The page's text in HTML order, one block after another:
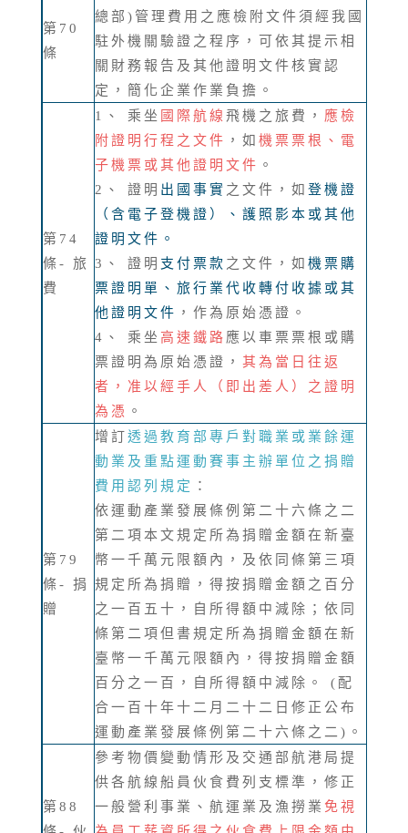
第70
條
總部)管理費用之應檢附文件須經我國
駐外機關驗證之程序，可依其提示相
關財務報告及其他證明文件核實認
定，簡化企業作業負擔。
第74
條- 旅
費
1、 乘坐 國際航線 飛機之旅費， 應檢
附證明行程之文件 ，如 機票票根、電
子機票或其他證明文件 。
2、 證明 出國事實 之文件，如 登機證
（含電子登機證）、護照影本或其他
證明文件。
3、 證明 支付票款 之文件，如 機票購
票證明單、旅行業代收轉付收據或其
他證明文件 ，作為原始憑證。
4、 乘坐 高速鐵路 應以車票票根或購
票證明為原始憑證， 其為當日往返
者，准以經手人（即出差人）之證明
為憑 。
第79
條- 捐
贈
增訂透過教育部專戶對職業或業餘運
動業及重點運動賽事主辦單位之捐贈
費用認列規定
：
依運動產業發展條例第二十六條之二
第二項本文規定所為捐贈金額在新臺
幣一千萬元限額內，及依同條第三項
規定所為捐贈，得按捐贈金額之百分
之一百五十，自所得額中減除；依同
條第二項但書規定所為捐贈金額在新
臺幣一千萬元限額內，得按捐贈金額
百分之一百，自所得額中減除。 (配
合一百十年十二月二十二日修正公布
運動產業發展條例第二十六條之二)。
第88
參考物價變動情形及交通部航港局提
供各航線船員伙食費列支標準，修正
一般營利事業、航運業及漁撈業 免視